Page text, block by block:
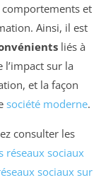
et
Ainsi, il est
liés à
sur la
et la façon
société moderne.
consulter les
réseaux sociaux
sociaux sur